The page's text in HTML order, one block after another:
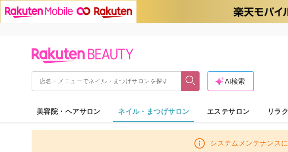
AI検索
美容院・ヘアサロン ネイル・まつげサロン エステサロン リラ
システムメンテナンス